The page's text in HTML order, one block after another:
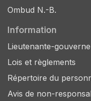
Ombud N.-B.
Information
Lieutenante-
Lois et règlements
Répertoire du
Avis de non-